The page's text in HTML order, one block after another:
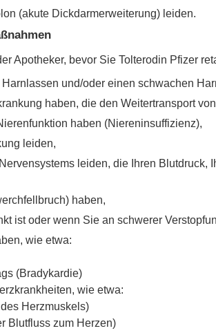
(akute Dickdarmerweiterung) leiden.
Apotheker, bevor Sie Tolterodin Pfizer
und/oder einen schwachen
haben, die den Weitertransport
haben (Niereninsuffizienz),
leiden,
leiden, die Ihren
haben,
ist oder wenn Sie an schwerer
wie etwa:
(Bradykardie)
wie etwa:
Herzmuskels)
Blutfluss zum Herzen)